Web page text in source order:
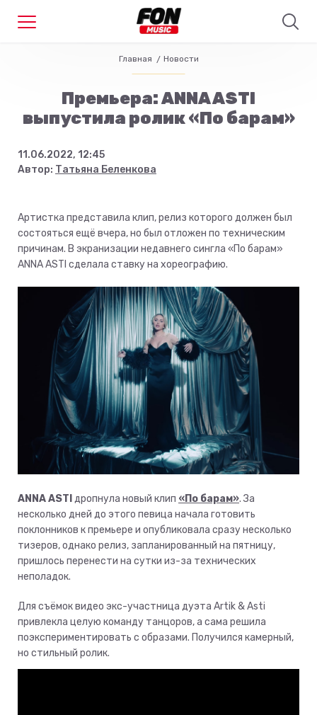
Главная Новости
Премьера: ANNA ASTI
выпустила ролик «По барам»
11.06.2022, 12:45
Автор: Татьяна Беленкова
Артистка представила клип, релиз которого должен был
состояться ещё вчера, но был отложен по техническим
причинам. В экранизации недавнего сингла «По барам»
ANNA ASTI сделала ставку на хореографию.
ANNA ASTI дропнула новый клип «По барам». За
несколько дней до этого певица начала готовить
поклонников к премьере и опубликовала сразу несколько
тизеров, однако релиз, запланированный на пятницу,
пришлось перенести на сутки из-за технических
неполадок.
Для съёмок видео экс-участница дуэта Artik & Asti
привлекла целую команду танцоров, а сама решила
поэкспериментировать с образами. Получился камерный,
но стильный ролик.